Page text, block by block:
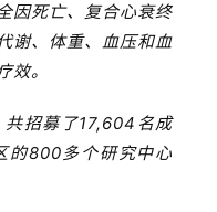
因死亡、复合心衰终
谢、体重、血压和血
效。
招募了17,604名成
的800多个研究中心